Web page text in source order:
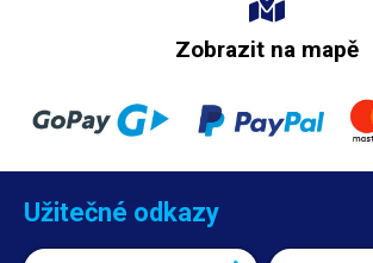
Zobrazit na mapě
Užitečné odkazy